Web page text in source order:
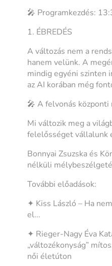
🎤 Programkezdés:
1. ÉBREDÉS
A változás nem a
hanem velünk. A
mindig egyéni szinten
az AI korában még
🎤 A felvonás
Mi változik meg a
felelősséget vállalunk
Bonnyai Zsuzska és
nélküli
További előadások:
✦ Kiss László – Ha
el...
✦ Rieger-Nagy Éva
„változékonyság”
női életúton